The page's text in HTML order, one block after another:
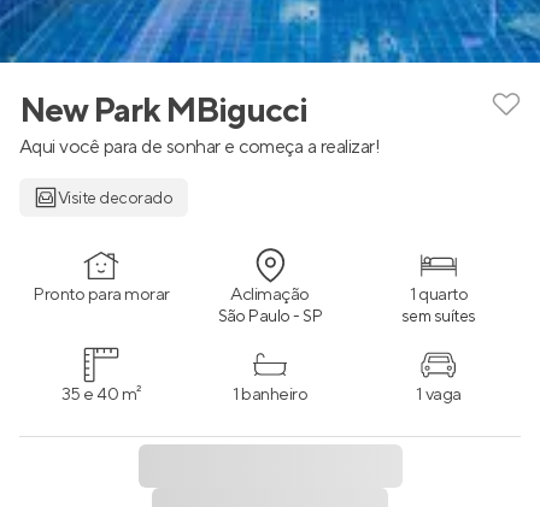
New Park MBigucci
Aqui você para de sonhar e começa a realizar!
Visite decorado
Pronto para morar Aclimação
São Paulo - SP
1 quarto
sem suítes
35 e 40 m² 1 banheiro 1 vaga